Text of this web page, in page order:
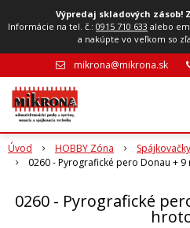
Výpredaj skladových zásob!
Informácie na tel. č.:0915 710 633 alebo
a nakúpte vo veľkom so
mikrona@mikrona.sk
Úvod HOBBY Zóna
0260 - Pyrografické pero Donau +
0260 - Pyrografické